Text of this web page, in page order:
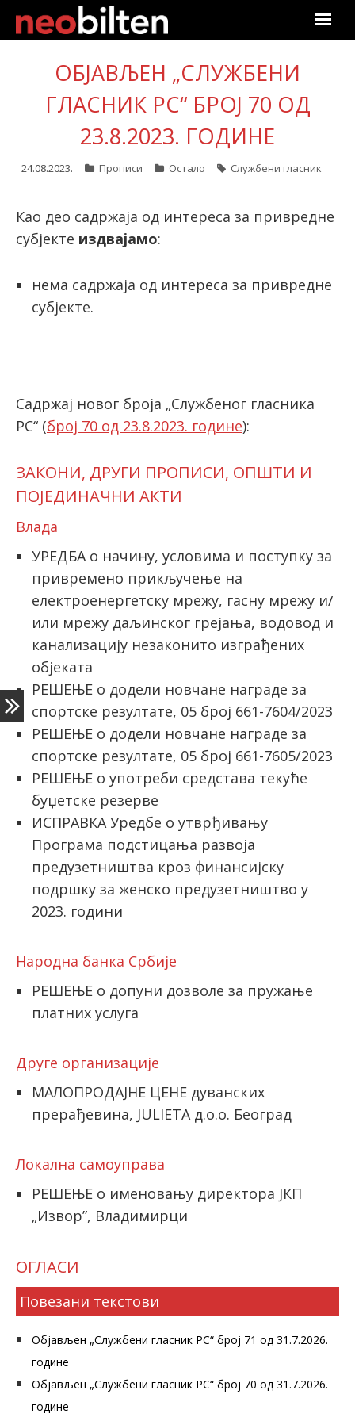
Почетна
Претрага
Актуелно
Подаци
Линкови
Претплата
latinica
ОБЈАВЉЕН „СЛУЖБЕНИ
ГЛАСНИК РС“ БРОЈ 70 ОД
23.8.2023. ГОДИНЕ
24.08.2023. Прописи Остало Службени гласник
Као део садржаја од интереса за привредне
субјекте издвајамо:
нема садржаја од интереса за привредне
субјекте.
Садржај новог броја „Службеног гласника
РС“ (број 70 од 23.8.2023. године):
ЗАКОНИ, ДРУГИ ПРОПИСИ, ОПШТИ И
ПОЈЕДИНАЧНИ АКТИ
Влада
УРЕДБА о начину, условима и поступку за
привремено прикључење на
електроенергетску мрежу, гасну мрежу и/
или мрежу даљинског грејања, водовод и
канализацију незаконито изграђених
објеката
РЕШЕЊЕ о додели новчане награде за
спортске резултате, 05 број 661-7604/2023
РЕШЕЊЕ о додели новчане награде за
спортске резултате, 05 број 661-7605/2023
РЕШЕЊЕ о употреби средстава тeкуће
буџетске резерве
ИСПРАВКА Уредбе о утврђивању
Програма подстицања развоја
предузетништва кроз финансијску
подршку за женско предузетништво у
2023. години
Народна банка Србије
РЕШЕЊЕ о допуни дозволе за пружање
платних услуга
Друге организације
МАЛОПРОДАЈНЕ ЦЕНЕ дуванских
прерађевина, JULIETA д.о.о. Београд
Локална самоуправа
РЕШЕЊЕ о именовању директора ЈКП
„Извор”, Владимирци
ОГЛАСИ
Повезани текстови
Објављен „Службени гласник РС“ број 71 од 31.7.2026.
године
Објављен „Службени гласник РС“ број 70 од 31.7.2026.
године